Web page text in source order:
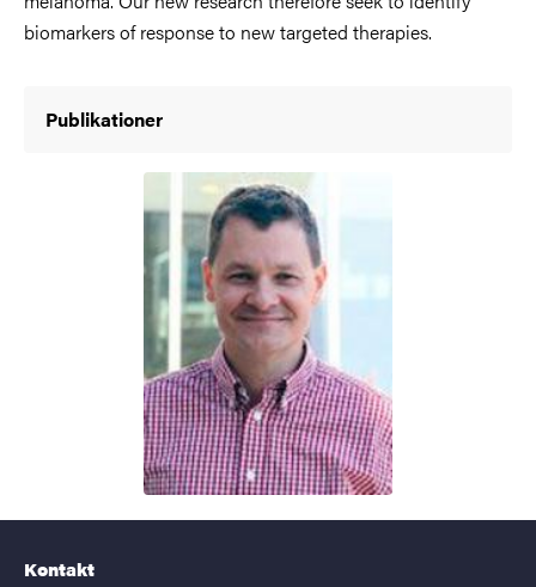
biomarkers of response to new targeted therapies.
Publikationer
Kontakt